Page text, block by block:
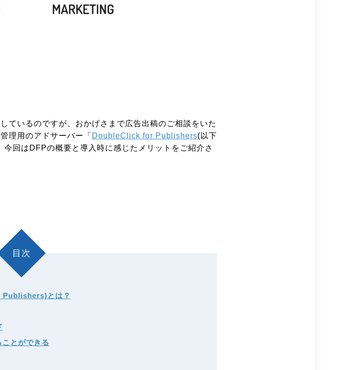
ているのですが、おかげさまで広告出稿のご相談をいた
理用のアドサーバー「 DoubleClick for Publishers(以下
回はDFPの概要と導入時に感じたメリットをご紹介さ
目次
とは？
とができる